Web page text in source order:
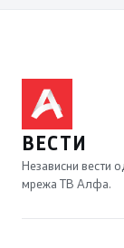
ВЕСТИ
Независни вести
мрежа ТВ Алфа.